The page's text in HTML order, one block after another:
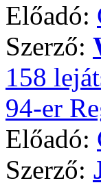
Előadó:
Szerző:
158
94-er
Előadó:
Szerző: